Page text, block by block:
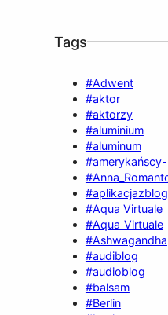
Tags
#Adwent
#aktor
#aktorzy
#aluminium
#aluminum
#Aqua Virtuale
#Aqua_Virtuale
#Ashwagandha
#audiblog
#audioblog
#balsam
#Berlin